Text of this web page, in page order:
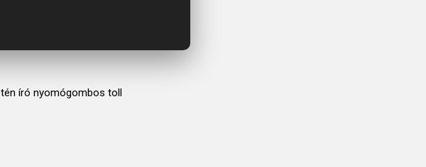
író nyomógombos toll